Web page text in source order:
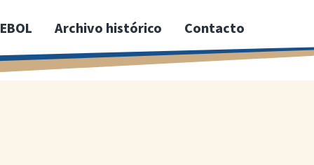
Archivo histórico Contacto